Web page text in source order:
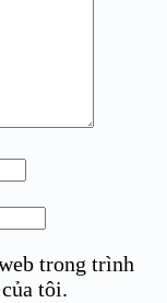
trong trình
tôi.